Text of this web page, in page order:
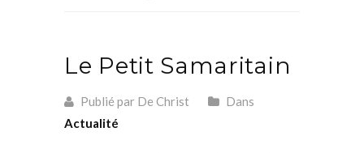
Le Petit Samaritain
Publié par De Christ
Dans
Actualité